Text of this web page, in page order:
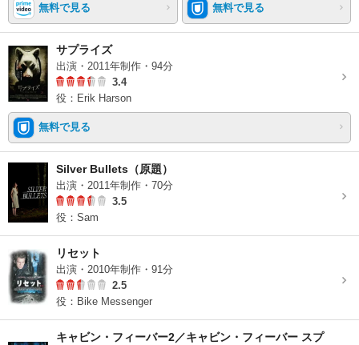
無料で見る 無料で見る
サプライズ
出演・2011年制作・94分
3.4
役：Erik Harson
無料で見る
Silver Bullets（原題）
出演・2011年制作・70分
3.5
役：Sam
リセット
出演・2010年制作・91分
2.5
役：Bike Messenger
キャビン・フィーバー2／キャビン・フィーバー スプ